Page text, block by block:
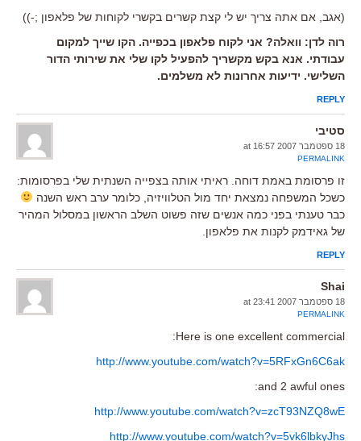
(אגב, אם אתה צריך יש לי קצת קשרים בקשרי לקוחות של פלאפון ;-))
רוה לדן: וואלה? אני לקוח פלאפון בכפייה. הקו שייך למקום
עבודתי. אנא בקש מקשריך להפעיל לקו שלי את שירותי הדור
השלישי. ידיעות אחרונות לא משלמים.
REPLY
סטיבי
18 ספטמבר 2007 at 16:57
PERMALINK
זו פרסומת באמת דוחה. ראיתי אותה בצפייה השנתית שלי בפרסומות:
כשכל המשפחה נמצאת יחד מול הטלוויזיה, כלומר ערב ראש השנה
כבר טענתי בפני כמה אנשים שזה פשוט השלב הראשון במסלול המהיר
של גאידמק לקנות את פלאפון.
REPLY
Shai
18 ספטמבר 2007 at 23:41
PERMALINK
Here is one excellent commercial:
http://www.youtube.com/watch?v=5RFxGn6C6ak
and 2 awful ones:
http://www.youtube.com/watch?v=zcT93NZQ8wE
http://www.youtube.com/watch?v=5vk6lbkyJhs